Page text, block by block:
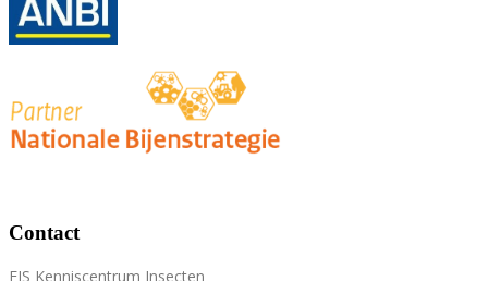
Contact
EIS Kenniscentrum Insecten